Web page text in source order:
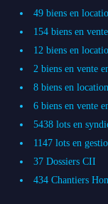
49 biens en
154 biens en
12 biens en
2 biens en vente
8 biens en
6 biens en vente
5438 lots en
1147 lots en
37 Dossiers CII
434 Chantiers